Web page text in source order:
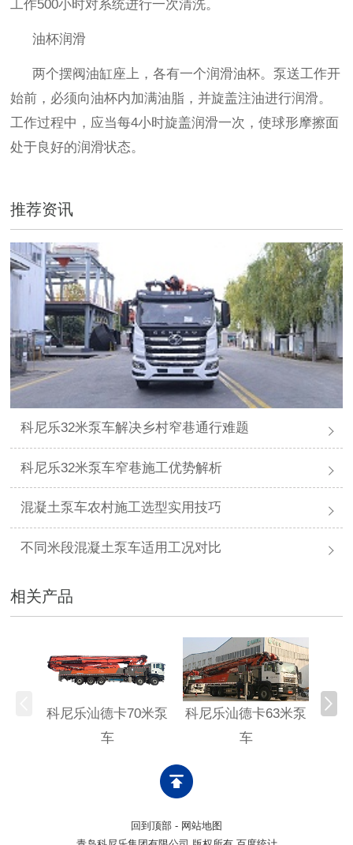
工作500小时对系统进行一次清洗。
油杯润滑
两个摆阀油缸座上，各有一个润滑油杯。泵送工作开
始前，必须向油杯内加满油脂，并旋盖注油进行润滑。
工作过程中，应当每4小时旋盖润滑一次，使球形摩擦面
处于良好的润滑状态。
推荐资讯
科尼乐32米泵车解决乡村窄巷通行难题
科尼乐32米泵车窄巷施工优势解析
混凝土泵车农村施工选型实用技巧
不同米段混凝土泵车适用工况对比
相关产品
科尼乐汕德卡70米泵
车
科尼乐汕德卡63米泵
车
科
回到顶部 - 网站地图